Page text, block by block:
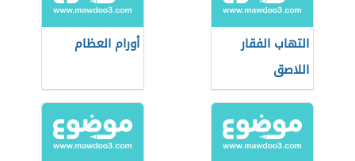
التهاب الفقار
اللاصق
أورام العظام